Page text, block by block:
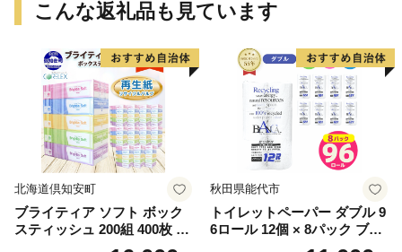
こんな返礼品も見ています
北海道倶知安町
ブライティア ソフト ボック
スティッシュ 200組 400枚 60
箱 日本製 まとめ買い ティッ
秋田県能代市
トイレットペーパー ダブル 9
6ロール 12個 × 8パック ブラ
ンカ 再生紙 100％ 芯あり 日